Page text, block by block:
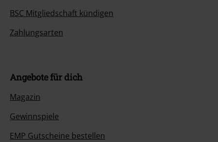
BSC Mitgliedschaft kündigen
Zahlungsarten
Angebote für dich
Magazin
Gewinnspiele
EMP Gutscheine bestellen